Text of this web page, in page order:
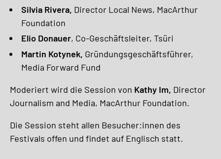
Silvia Rivera, Director Local News, MacArthur
Foundation
Elio Donauer, Co-Geschäftsleiter, Tsüri
Martin Kotynek, Gründungsgeschäftsführer,
Media Forward Fund
Moderiert wird die Session von Kathy Im, Director
Journalism and Media, MacArthur Foundation.
Die Session steht allen Besucher:innen des
Festivals offen und findet auf Englisch statt.